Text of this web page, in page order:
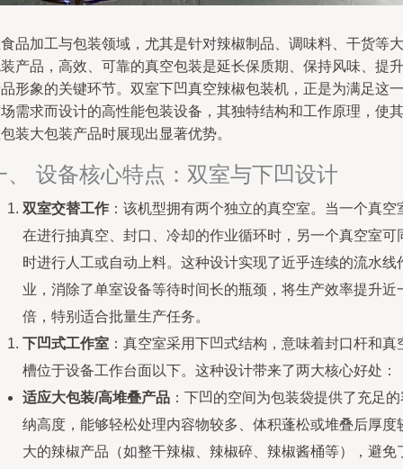
品加工与包装领域，尤其是针对辣椒制品、调味料、干货等大
产品，高效、可靠的真空包装是延长保质期、保持风味、提升
形象的关键环节。双室下凹真空辣椒包装机，正是为满足这一
需求而设计的高性能包装设备，其独特结构和工作原理，使其
装大包装产品时展现出显著优势。
、 设备核心特点：双室与下凹设计
双室交替工作 ：该机型拥有两个独立的真空室。当一个真空
在进行抽真空、封口、冷却的作业循环时，另一个真空室可
时进行人工或自动上料。这种设计实现了近乎连续的流水线
业，消除了单室设备等待时间长的瓶颈，将生产效率提升近
倍，特别适合批量生产任务。
下凹式工作室 ：真空室采用下凹式结构，意味着封口杆和真
槽位于设备工作台面以下。这种设计带来了两大核心好处：
适应大包装/高堆叠产品 ：下凹的空间为包装袋提供了充足
纳高度，能够轻松处理内容物较多、体积蓬松或堆叠后厚度
大的辣椒产品（如整干辣椒、辣椒碎、辣椒酱桶等），避免